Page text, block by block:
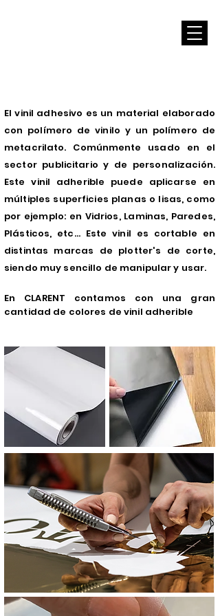
El vinil adhesivo es un material elaborado
con polímero de vinilo y un polímero de
metacrilato. Comúnmente usado en el
sector publicitario y de personalización.
Este vinil adherible puede aplicarse en
múltiples superficies planas o lisas, como
por ejemplo: en Vidrios, Laminas, Paredes,
Plásticos, etc... Este vinil es cortable en
distintas marcas de plotter's de corte,
siendo muy sencillo de manipular y usar.
En CLARENT contamos con una gran
cantidad de colores de vinil adherible